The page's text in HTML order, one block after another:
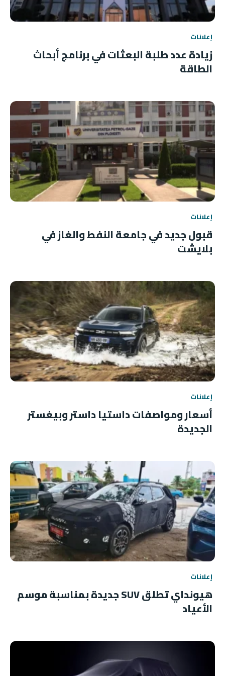
إعلانات
زيادة عدد طلبة البعثات في برنامج أبحاث
الطاقة
إعلانات
قبول جديد في جامعة النفط والغاز في
بلايشت
إعلانات
أسعار ومواصفات داستيا داستر وبيغستر
الجديدة
إعلانات
هيونداي تطلق SUV جديدة بمناسبة موسم
الأعياد